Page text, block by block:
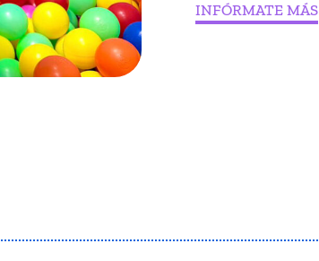
INFÓRMATE MÁS